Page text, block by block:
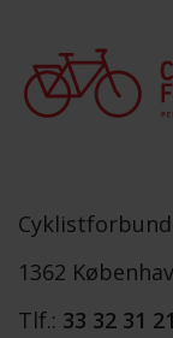
1362
Tlf.: 33 32 31 21